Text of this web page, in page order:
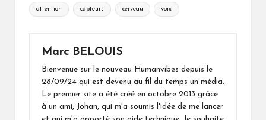
Tags:
attention capteurs cerveau voix
Marc BELOUIS
Bienvenue sur le nouveau Humanvibes depuis le
28/09/24 qui est devenu au fil du temps un média.
Le premier site a été créé en octobre 2013 grâce
à un ami, Johan, qui m'a soumis l'idée de me lancer